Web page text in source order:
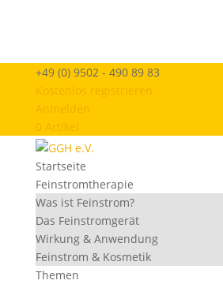
+49 (0) 9502 - 490 89 83
Kostenlos registrieren
Anmelden
0 Artikel
Startseite
Feinstromtherapie
Was ist Feinstrom?
Das Feinstromgerät
Wirkung & Anwendung
Feinstrom & Kosmetik
Themen